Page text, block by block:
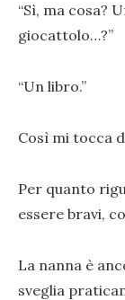
“Sì, ma cosa?
giocattolo…?”
“Un libro.”
Così mi tocca
Per quanto
essere bravi,
La nanna è
sveglia